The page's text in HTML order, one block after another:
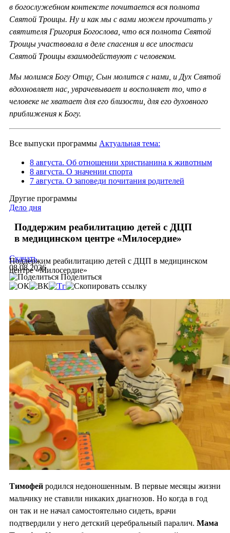
в богослужебном контексте почитается вся полнота
Святой Троицы. Ну и как мы с вами можем прочитать у
святителя Григория Богослова, что вся полнота Святой
Троицы участвовала в деле спасения и все ипостаси
Святой Троицы взаимодействуют с человеком.
Мы молимся Богу Отцу, Сын молится с нами, и Дух Святой
вдохновляет нас, уврачевывает и восполняет то, что в
человеке не хватает для его близости, для его духовного
приближения к Богу.
Все выпуски программы Актуальная тема:
8 августа. Об отношении христианина к животным
8 августа. О значении спорта
7 августа. О заповеди почитания родителей
Другие программы
Дело дня
Поддержим реабилитацию детей с ДЦП
в медицинском центре «Милосердие»
Поддержим реабилитацию детей с ДЦП в медицинском
центре «Милосердие»
Скачать
08.08.2026
Поделиться
Тимофей родился недоношенным. В первые месяцы жизни
мальчику не ставили никаких диагнозов. Но когда в год
он так и не начал самостоятельно сидеть, врачи
подтвердили у него детский церебральный паралич. Мама